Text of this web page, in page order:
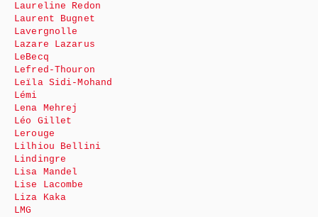
Laureline Redon
Laurent Bugnet
Lavergnolle
Lazare Lazarus
LeBecq
Lefred-Thouron
Leïla Sidi-Mohand
Lémi
Lena Mehrej
Léo Gillet
Lerouge
Lilhiou Bellini
Lindingre
Lisa Mandel
Lise Lacombe
Liza Kaka
LMG